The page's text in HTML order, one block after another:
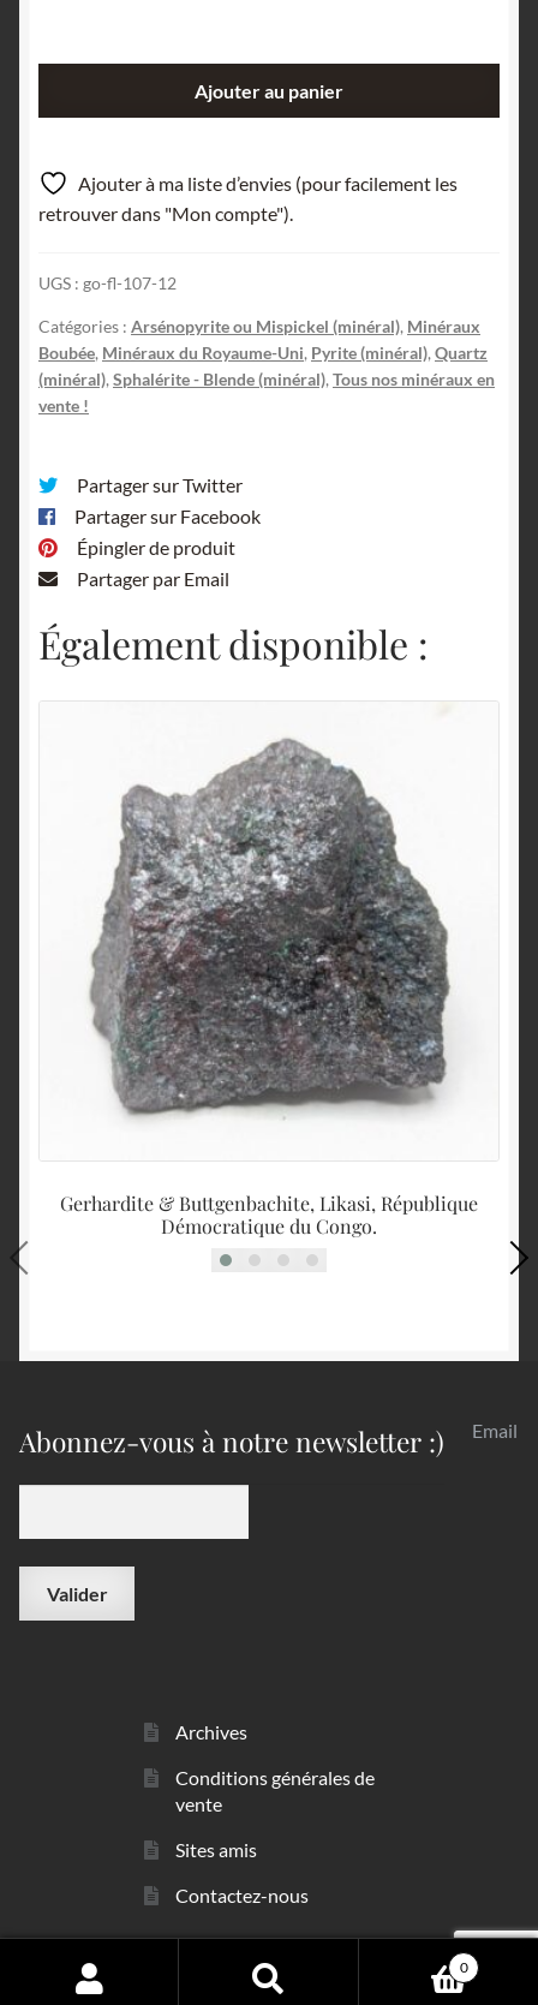
Pyrite,
Quartz
et
Cornouailles
(Cornwall),
Royaume-
Uni.
Ajouter au panier
Ajouter à ma liste d’envies (pour facilement les
retrouver dans "Mon compte").
UGS : go-fl-107-12
Catégories : Arsénopyrite ou Mispickel (minéral), Minéraux
Boubée, Minéraux du Royaume-Uni, Pyrite (minéral), Quartz
(minéral), Sphalérite - Blende (minéral), Tous nos minéraux en
vente !
Partager sur Twitter
Partager sur Facebook
Épingler de produit
Partager par Email
Également disponible :
Gerhardite & Buttgenbachite, Likasi, République
Démocratique du Congo.
Abonnez-vous à notre newsletter :) Email
Archives
Conditions générales de
vente
Sites amis
Contactez-nous
© sarl Les Minéraux 2006 - 2026
Search
0